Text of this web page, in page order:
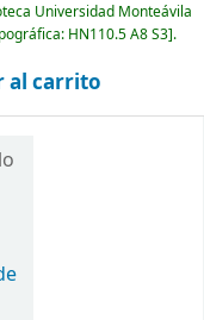
Universidad Monteávila
HN110.5 A8 S3 .
al carrito